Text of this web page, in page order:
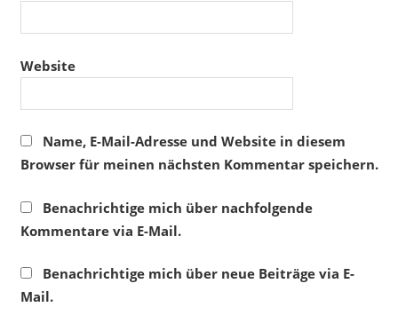
Website
Name, E-Mail-Adresse und Website in diesem
Browser für meinen nächsten Kommentar speichern.
Benachrichtige mich über nachfolgende
Kommentare via E-Mail.
Benachrichtige mich über neue Beiträge via E-
Mail.